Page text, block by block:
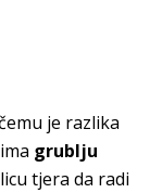
je razlika
ima grublju
tjera da radi